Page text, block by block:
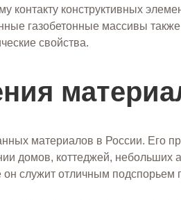
контакту конструктивных
газобетонные массивы
свойства.
материалов в России. Его
домов, коттеджей, небольших
служит отличным подспорьем